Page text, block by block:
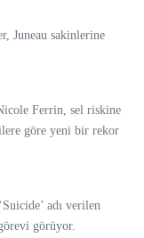
Juneau sakinlerine
Ferrin, sel riskine
göre yeni bir rekor
adı verilen
görüyor.